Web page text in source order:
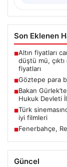
Son Eklenen
■Altın fiyatları
düştü mü, çıktı
fiyatları
■Göztepe para
■Bakan
Hukuk Devleti
■Türk
iyi filmleri
■Fenerbahçe,
Güncel